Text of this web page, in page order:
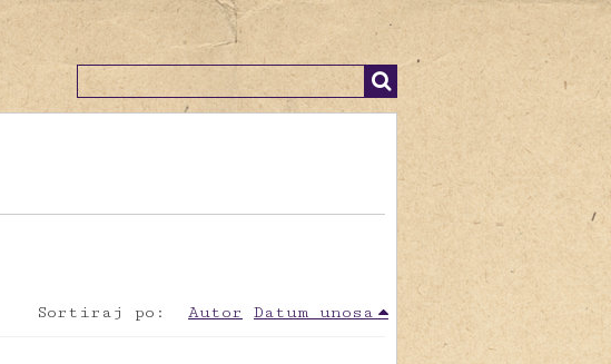
Sortiraj po: Autor Datum unosa